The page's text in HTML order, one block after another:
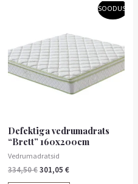
SOODUS!
Defektiga vedrumadrats
“Brett” 160x200cm
Vedrumadratsid
334,50€
334,50 €.
301,05 €
Praegune
301,05 €.